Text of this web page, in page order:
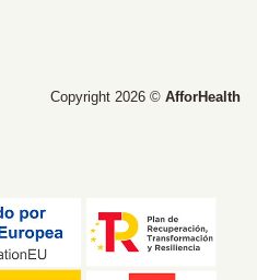
Copyright 2026 © AfforHealth